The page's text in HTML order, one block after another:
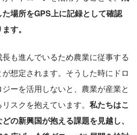
場所をGPS上に記録として確認
す。
も進んでいるため農業に従事する
想定されます。そうした時にドロ
ーを活用しないと、農業が産業と
スクを抱えています。 私たちはこ
の新興国が抱える課題を見越し、